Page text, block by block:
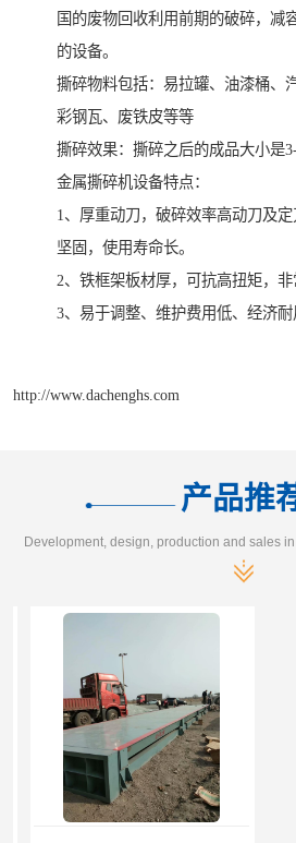
国的废物回收利用前期的破碎，减
的设备。
撕碎物料包括：易拉罐、油漆桶、
彩钢瓦、废铁皮等等
撕碎效果：撕碎之后的成品大小是3-
金属撕碎机设备特点：
1、厚重动刀，破碎效率高动刀及定
坚固，使用寿命长。
2、铁框架板材厚，可抗高扭矩，非
3、易于调整、维护费用低、经济耐
http://www.dachenghs.com
产品推